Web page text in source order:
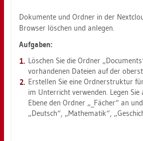
Do­ku­men­te und Ord­ner in der
Brow­ser lö­schen und an­le­gen.
Auf­ga­ben:
Lö­schen Sie die Ord­ner
vor­han­de­nen Da­tei­en auf der
Er­stel­len Sie eine Ord­ner­struk­tur
im Un­ter­richt ver­wen­den. Legen
Ebene den Ord­ner „_Fä­cher“ an
„Deutsch“, „Ma­the­ma­tik“,